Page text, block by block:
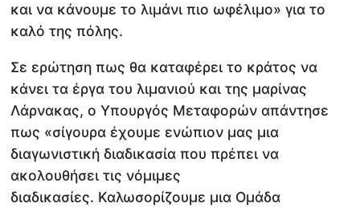
και να κάνουμε το λιμάνι πιο ωφέλιμο» για το
καλό της πόλης.
Σε ερώτηση πως θα καταφέρει το κράτος να
κάνει τα έργα του λιμανιού και της μαρίνας
Λάρνακας, ο Υπουργός Μεταφορών απάντησε
πως «σίγουρα έχουμε ενώπιον μας μια
διαγωνιστική διαδικασία που πρέπει να
ακολουθήσει τις νόμιμες
διαδικασίες. Καλωσορίζουμε μια Ομάδα